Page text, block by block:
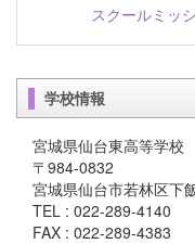
スクールミッ
学校情報
宮城県仙台東高等学校
〒984-0832
宮城県仙台市若林区下
TEL : 022-289-4140
FAX : 022-289-4383